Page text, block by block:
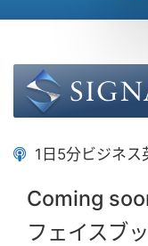
1日5分ビジネス
Coming
フェイスブ